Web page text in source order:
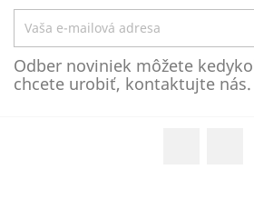
Odber noviniek môžete
chcete urobiť, kontaktujte nás.